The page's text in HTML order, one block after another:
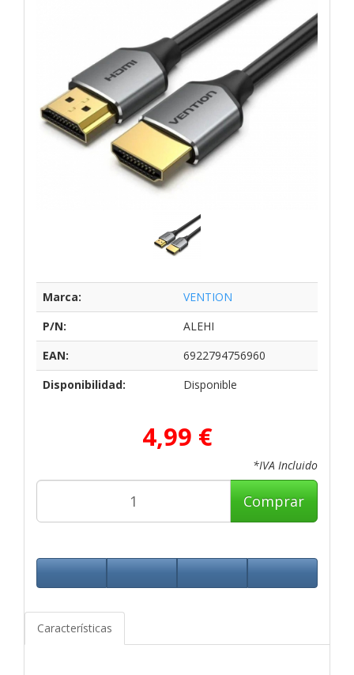
Marca:
VENTION
P/N:
ALEHI
EAN:
6922794756960
Disponibilidad:
Disponible
4,99 €
*IVA Incluido
Comprar
Características